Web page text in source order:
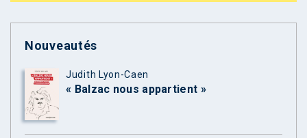
Nouveautés
Judith Lyon-Caen
« Balzac nous appartient »